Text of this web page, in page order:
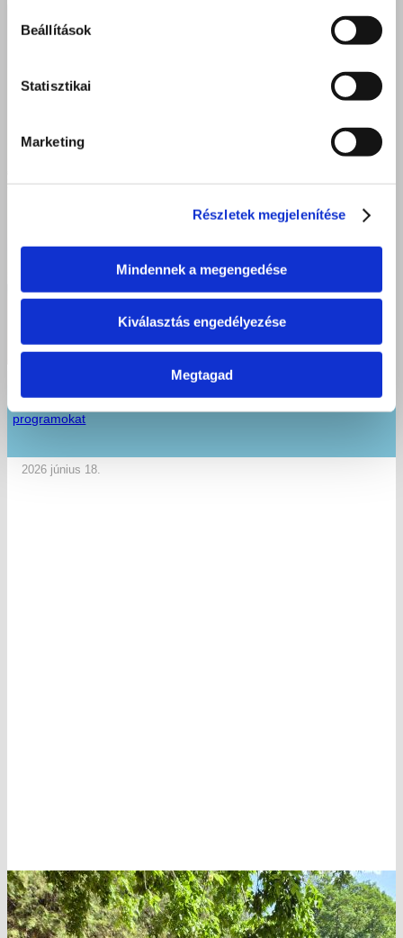
Beállítások
Statisztikai
Marketing
Részletek megjelenítése
Mindennek a megengedése
Kiválasztás engedélyezése
Megtagad
Debreceni gyereknap: diákjaink aktívan segítették a gyermeknapi
programokat
2026 június 18.